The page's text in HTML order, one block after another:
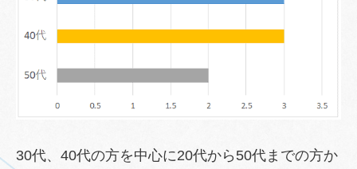
30代、40代の方を中心に20代から50代までの方か